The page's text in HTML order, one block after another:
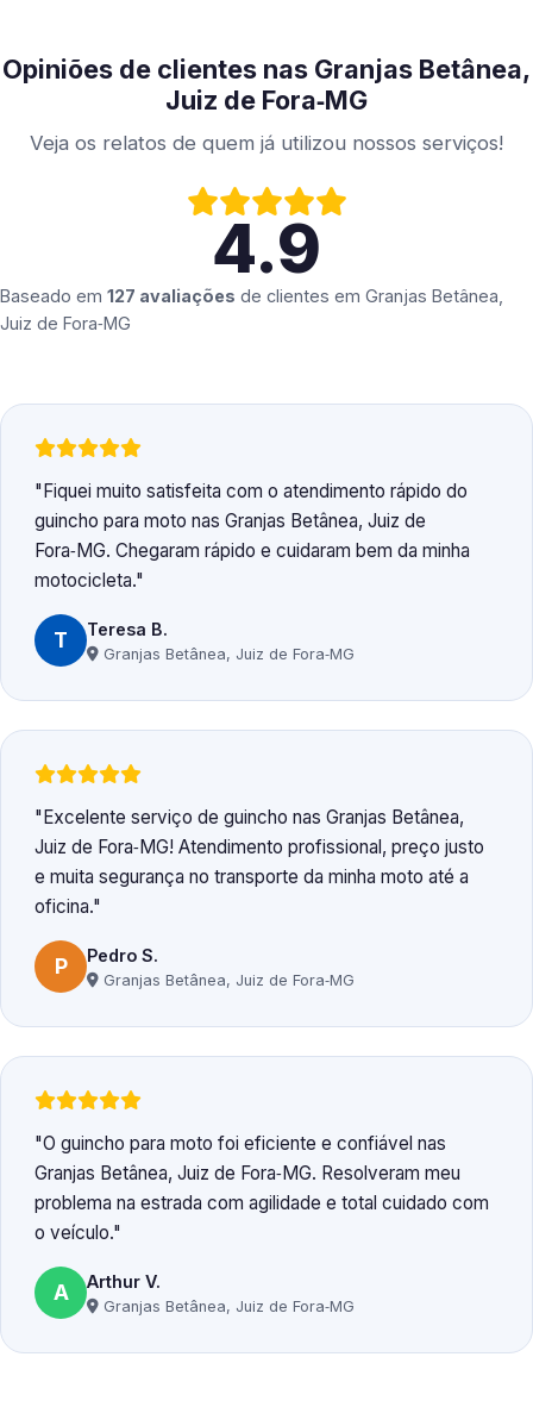
Opiniões de clientes nas Granjas Betânea,
Juiz de Fora‑MG
Veja os relatos de quem já utilizou nossos serviços!
4.9
Baseado em 127 avaliações de clientes em Granjas Betânea,
Juiz de Fora‑MG
Fiquei muito satisfeita com o atendimento rápido do
guincho para moto nas Granjas Betânea, Juiz de
Fora‑MG. Chegaram rápido e cuidaram bem da minha
motocicleta.
T Teresa B.
Granjas Betânea, Juiz de Fora‑MG
Excelente serviço de guincho nas Granjas Betânea,
Juiz de Fora‑MG! Atendimento profissional, preço justo
e muita segurança no transporte da minha moto até a
oficina.
P Pedro S.
Granjas Betânea, Juiz de Fora‑MG
O guincho para moto foi eficiente e confiável nas
Granjas Betânea, Juiz de Fora‑MG. Resolveram meu
problema na estrada com agilidade e total cuidado com
o veículo.
A Arthur V.
Granjas Betânea, Juiz de Fora‑MG